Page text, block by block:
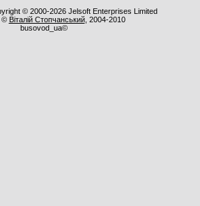
© 2000-2026 Jelsoft Enterprises Limited
© Віталій Стопчанський, 2004-2010
busovod_ua©